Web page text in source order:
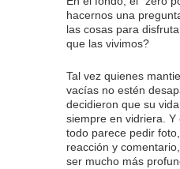
hacernos una
las cosas para
que las vivimos?
Tal vez quienes
vacías no estén
decidieron que su
siempre en vidriera.
todo parece pedir
reacción y
ser mucho más